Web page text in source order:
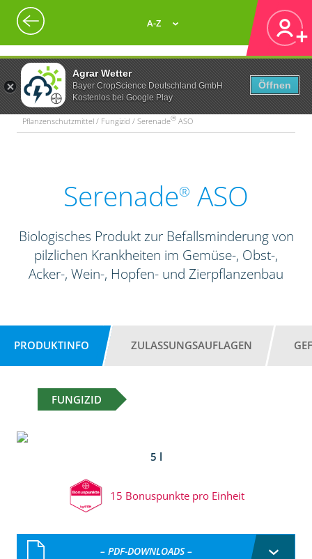
Agrar Wetter
Bayer CropScience Deutschland GmbH
Kostenlos bei Google Play
Öffnen
A-Z
Pflanzenschutzmittel / Fungizid / Serenade® ASO
Serenade® ASO
Biologisches Produkt zur Befallsminderung von
pilzlichen Krankheiten im Gemüse-, Obst-,
Acker-, Wein-, Hopfen- und Zierpflanzenbau
PRODUKTINFO ZULASSUNGSAUFLAGEN
FUNGIZID
5 l
15 Bonuspunkte pro Einheit
– PDF-DOWNLOADS –